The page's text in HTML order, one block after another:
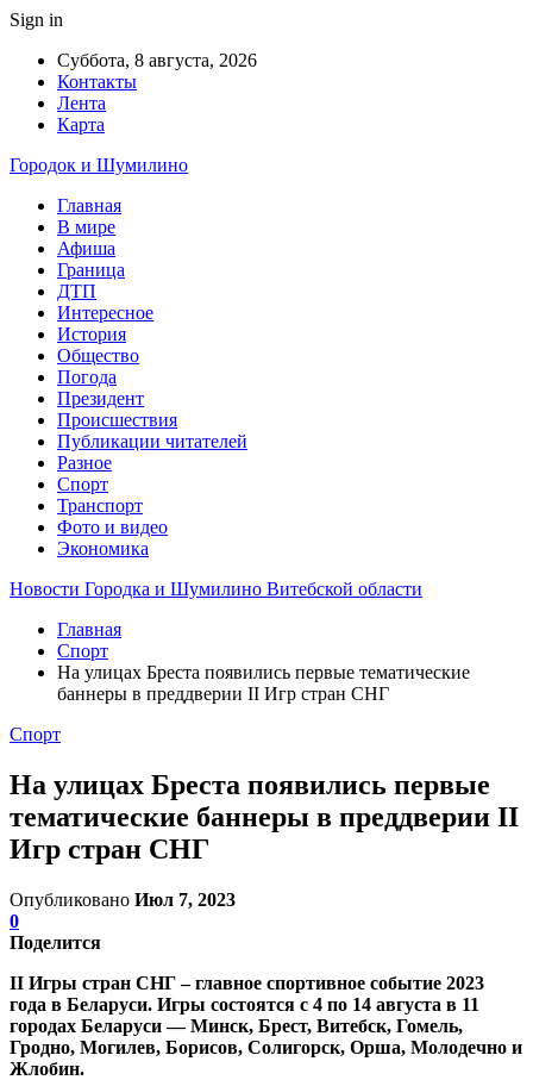
Sign in
Суббота, 8 августа, 2026
Контакты
Лента
Карта
Городок и Шумилино
Главная
В мире
Афиша
Граница
ДТП
Интересное
История
Общество
Погода
Президент
Происшествия
Публикации читателей
Разное
Спорт
Транспорт
Фото и видео
Экономика
Новости Городка и Шумилино Витебской области
Главная
Спорт
На улицах Бреста появились первые тематические
баннеры в преддверии II Игр стран СНГ
Спорт
На улицах Бреста появились первые
тематические баннеры в преддверии II
Игр стран СНГ
Опубликовано Июл 7, 2023
0
Поделится
II Игры стран СНГ – главное спортивное событие 2023
года в Беларуси. Игры состоятся с 4 по 14 августа в 11
городах Беларуси — Минск, Брест, Витебск, Гомель,
Гродно, Могилев, Борисов, Солигорск, Орша, Молодечно и
Жлобин.